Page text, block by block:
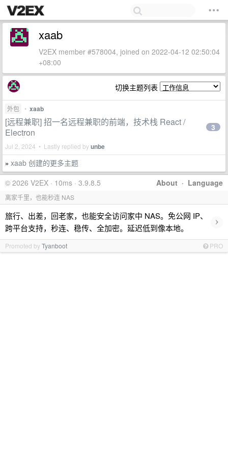
xaab
V2EX member #578004, joined on 2022-04-12 02:50:04
+08:00
切换主题列表
外包 • xaab
[远程兼职] 招一名远程兼职的前端，技术栈 React /
Electron
Jul 2, 2024 • Lastly replied byunbe
3
» xaab 创建的更多主题
About · Language
© 2026 V2EX · 10ms · 3.9.8.5
离家千里，也能秒连 NAS
旅行、出差，回老家，也能安全访问家中 NAS。免公网 IP、
跨平台支持，秒连、稳传、全加密。延迟低到像本地。
›
Promoted byTyanboot PRO